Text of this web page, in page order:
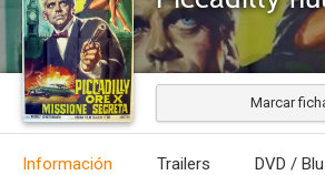
Marcar
Información Trailers DVD /